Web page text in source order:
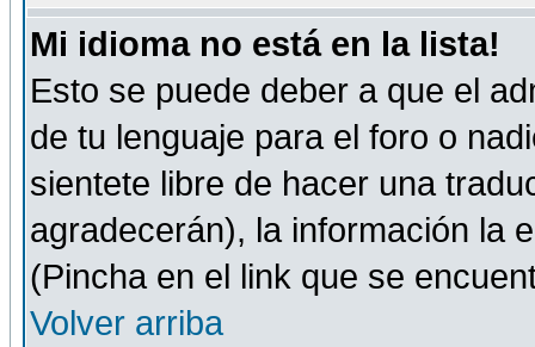
Mi idioma no está en la lista!
Esto se puede deber a que el
de tu lenguaje para el foro o
sientete libre de hacer una
agradecerán), la información la
(Pincha en el link que se
Volver arriba